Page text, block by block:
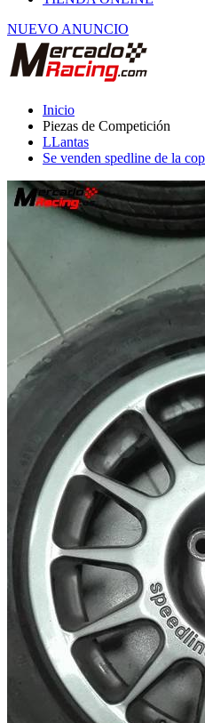
NUEVO ANUNCIO
Piezas de Competición
LLantas
Se venden spedline de la copa